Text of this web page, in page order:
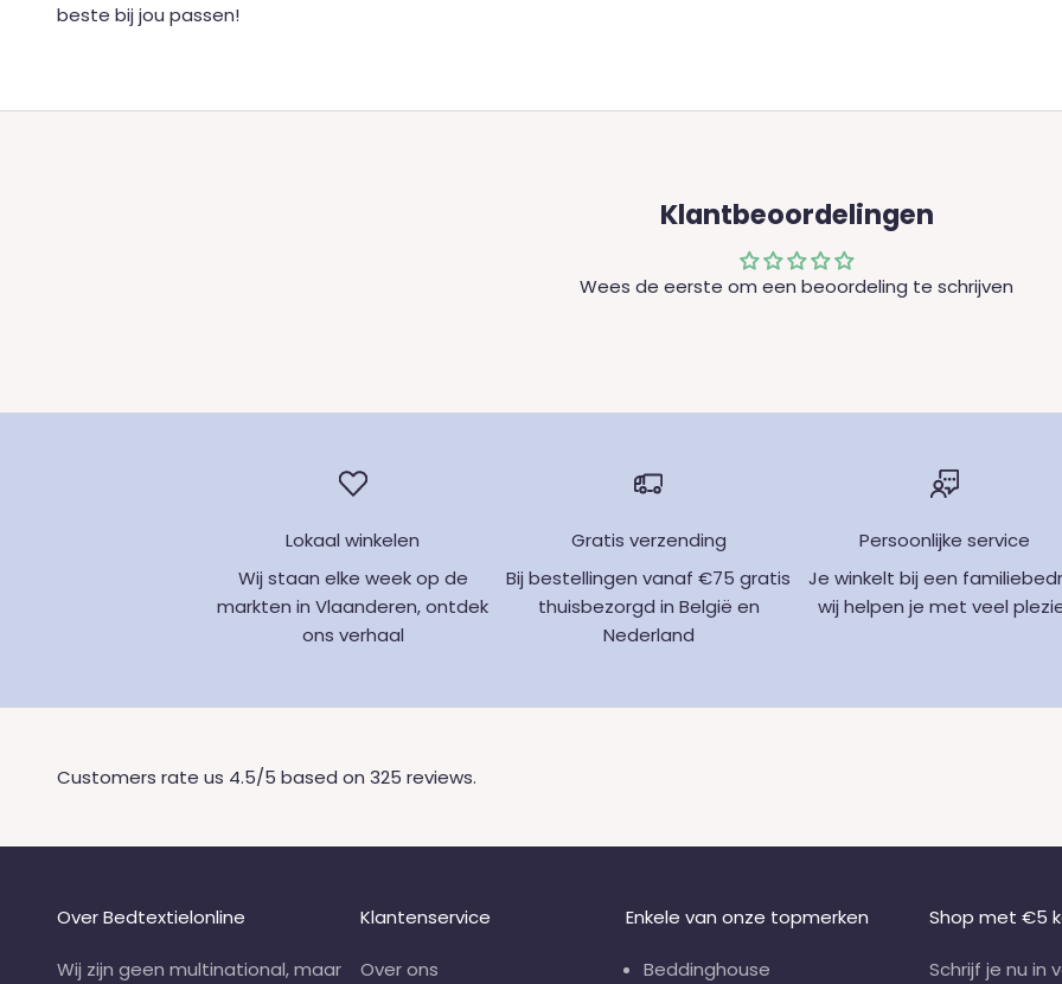
beste bij jou passen!
Klantbeoordelingen
Wees de eerste om een beoordeling te schrijven
Lokaal winkelen
Wij staan elke week op de
markten in Vlaanderen, ontdek
ons verhaal
Gratis verzending
Bij bestellingen vanaf €75 gratis
thuisbezorgd in België en
Nederland
Persoonlijke service
Je winkelt bij een
wij helpen je met veel
Customers rate us 4.5/5 based on 325 reviews.
Over Bedtextielonline
Wij zijn geen multinational, maar
Klantenservice
Over ons
Enkele van onze topmerken
Beddinghouse
Shop met €5
Schrijf je nu in